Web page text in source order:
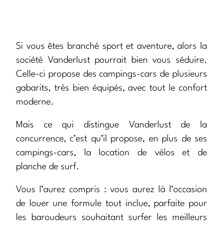
Si vous êtes branché sport et aventure, alors la
société Vanderlust pourrait bien vous séduire.
Celle-ci propose des campings-cars de plusieurs
gabarits, très bien équipés, avec tout le confort
moderne.
Mais ce qui distingue Vanderlust de la
concurrence, c’est qu’il propose, en plus de ses
campings-cars, la location de vélos et de
planche de surf.
Vous l’aurez compris : vous aurez là l’occasion
de louer une formule tout inclue, parfaite pour
les baroudeurs souhaitant surfer les meilleurs